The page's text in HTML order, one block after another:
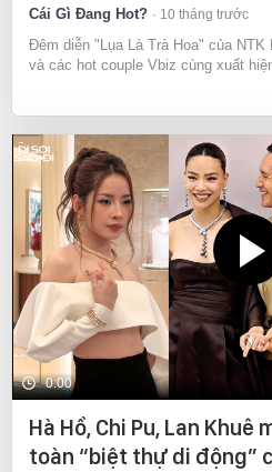
Cái Gì Đang Hot? 10 tháng trước
Đêm diễn "Lụa Là Trà Hoa" của
và các hot couple Vbiz cùng xuất
0:00
Hà Hồ, Chi Pu, Lan
toàn “biệt thự di động”